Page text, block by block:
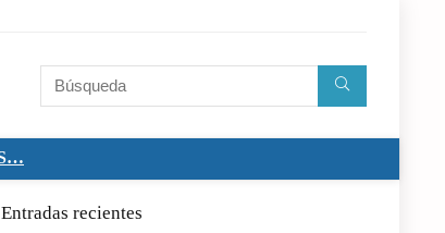
Entradas recientes